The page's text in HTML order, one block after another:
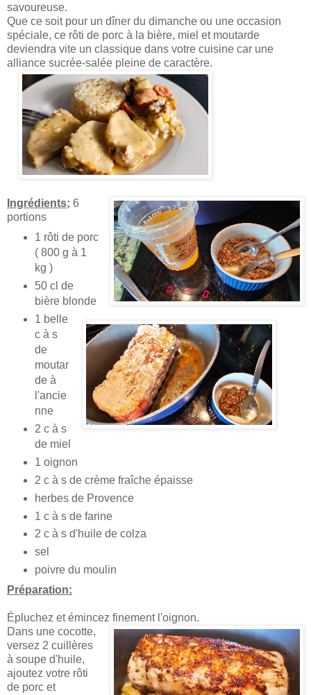
savoureuse.
Que ce soit pour un dîner du dimanche ou une occasion
spéciale, ce rôti de porc à la bière, miel et moutarde
deviendra vite un classique dans votre cuisine car une
alliance sucrée-salée pleine de caractère.
Ingrédients; 6
portions
1 rôti de porc
( 800 g à 1
kg )
50 cl de
bière blonde
1 belle
c à s
de
moutar
de à
l'ancie
nne
2 c à s
de miel
1 oignon
2 c à s de crème fraîche épaisse
herbes de Provence
1 c à s de farine
2 c à s d'huile de colza
sel
poivre du moulin
Préparation:
Épluchez et émincez finement l'oignon.
Dans une cocotte,
versez 2 cuillères
à soupe d'huile,
ajoutez votre rôti
de porc et